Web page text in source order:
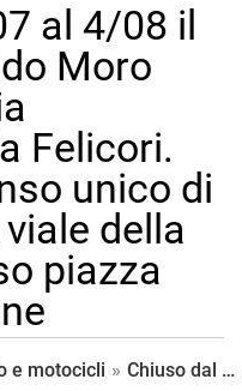
al 4/08 il
Moro
Felicori.
unico di
della
piazza
e motocicli » Chiuso dal 22/07 al 4/08 il tratto di viale Aldo Moro compreso tra via Stalingrado e via Felicori. Permane un senso unico di circolazione da viale della Repubblica verso piazza della Costituzione